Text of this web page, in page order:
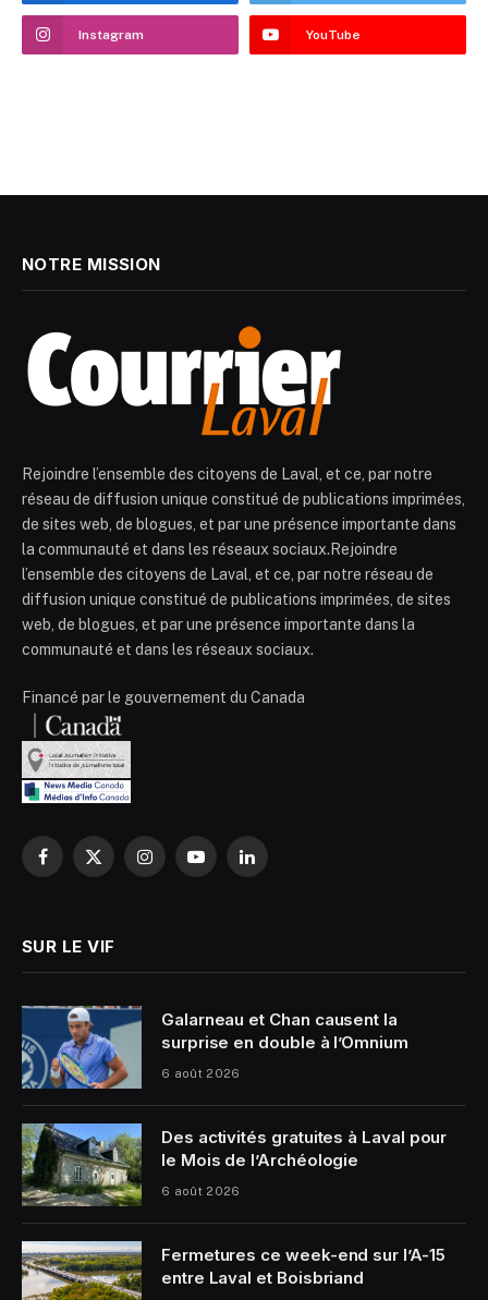
Instagram YouTube
NOTRE MISSION
Rejoindre l’ensemble des citoyens de Laval, et ce, par notre
réseau de diffusion unique constitué de publications imprimées,
de sites web, de blogues, et par une présence importante dans
la communauté et dans les réseaux sociaux.Rejoindre
l’ensemble des citoyens de Laval, et ce, par notre réseau de
diffusion unique constitué de publications imprimées, de sites
web, de blogues, et par une présence importante dans la
communauté et dans les réseaux sociaux.
Financé par le gouvernement du Canada
Facebook
X
InstagramYouTubeLinkedIn
SUR LE VIF
Galarneau et Chan causent la
surprise en double à l’Omnium
6 août 2026
Des activités gratuites à Laval pour
le Mois de l’Archéologie
6 août 2026
Fermetures ce week-end sur l’A-15
entre Laval et Boisbriand